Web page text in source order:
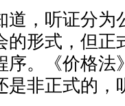
，听证分为
的形式，但正
序。《价格法
是非正式的，